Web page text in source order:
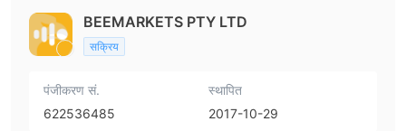
BEEMARKETS PTY LTD
सक्रिय
पंजीकरण सं.
622536485
स्थापित
2017-10-29